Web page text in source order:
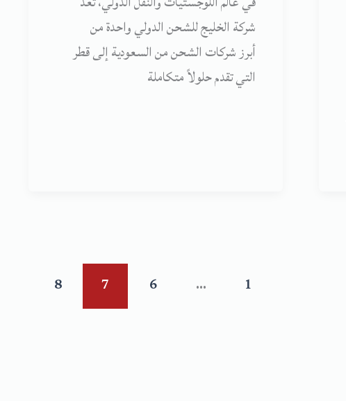
شركة الخليج للشحن الدولي واحدة من
أبرز شركات الشحن من السعودية إلى قطر
التي تقدم حلولاً متكاملة
1
…
6
7
8